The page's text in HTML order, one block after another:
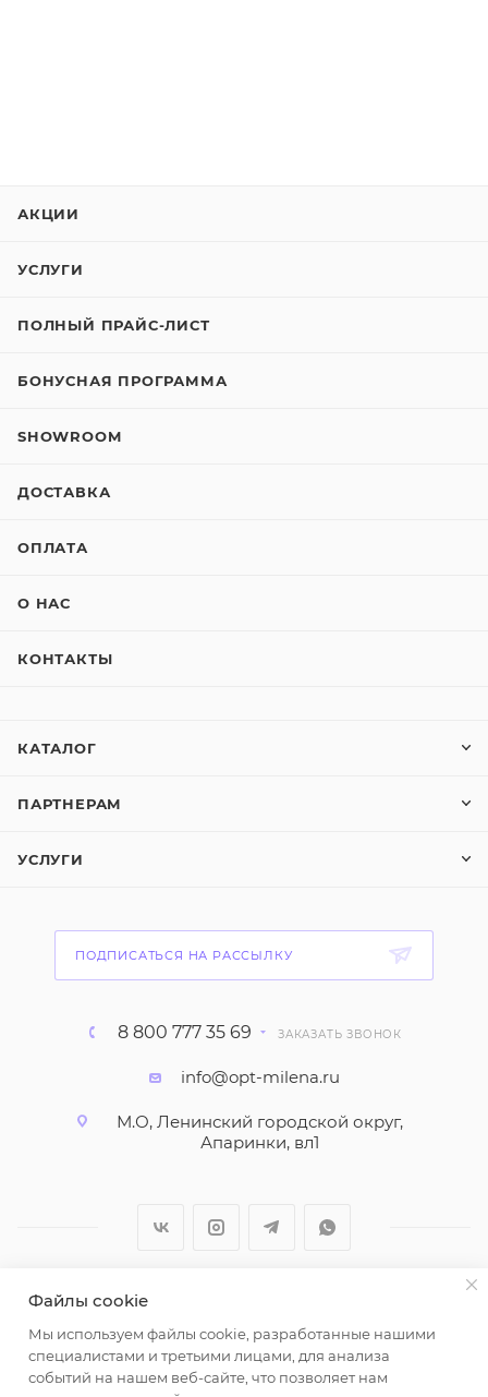
АКЦИИ
УСЛУГИ
ПОЛНЫЙ ПРАЙС-ЛИСТ
БОНУСНАЯ ПРОГРАММА
SHOWROOM
ДОСТАВКА
ОПЛАТА
О НАС
КОНТАКТЫ
КАТАЛОГ
ПАРТНЕРАМ
УСЛУГИ
ПОДПИСАТЬСЯ НА РАССЫЛКУ
8 800 777 35 69 ЗАКАЗАТЬ ЗВОНОК
info@opt-milena.ru
М.О, Ленинский городской округ,
Апаринки, вл1
2026 © ООО "Вайт Текстиль групп"
Любая информация на сайте носит справочный
характер и не является публичной офертой
определяемой положениями пункта 2 статьи 437
Файлы cookie
Мы используем файлы cookie, разработанные нашими
специалистами и третьими лицами, для анализа
событий на нашем веб-сайте, что позволяет нам